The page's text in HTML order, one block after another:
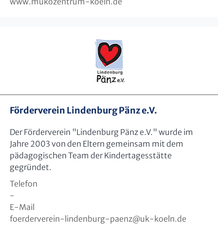
Förderverein Lindenburg Pänz e.V.
Der Förderverein "Lindenburg Pänz e.V." wurde im
Jahre 2003 von den Eltern gemeinsam mit dem
pädagogischen Team der Kindertagesstätte
gegründet.
Telefon
-
E-Mail
foerderverein-lindenburg-paenz@uk-koeln.de